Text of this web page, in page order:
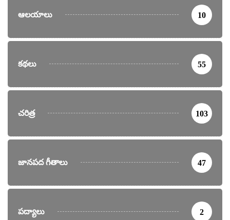
ఆలయాలు 10
కథలు 55
చరిత్ర 103
జానపద గీతాలు 47
పద్యాలు 2